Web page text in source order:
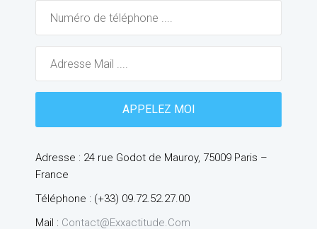
Adresse : 24 rue Godot de Mauroy, 75009 Paris –
France
Téléphone : (+33) 09.72.52.27.00
Mail : Contact@exxactitude.com